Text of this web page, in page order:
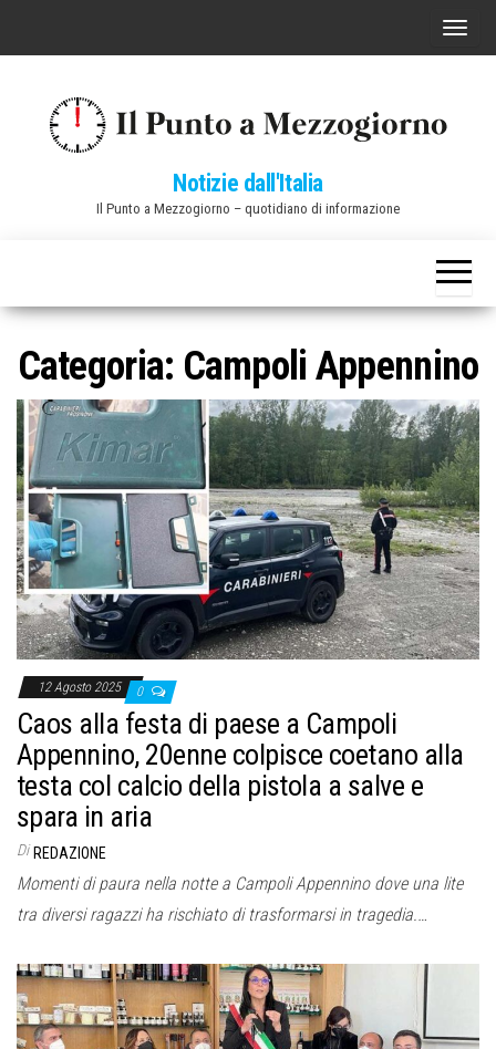
C
a
v
g
a
z
i
o
n
e
Notizie dall'Italia
Il Punto a Mezzogiorno – quotidiano di informazione
Categoria: Campoli Appennino
12 Agosto 2025 0
Caos alla festa di paese a Campoli
Appennino, 20enne colpisce coetano alla
testa col calcio della pistola a salve e
spara in aria
Di REDAZIONE
Momenti di paura nella notte a Campoli Appennino dove una lite
tra diversi ragazzi ha rischiato di trasformarsi in tragedia.…